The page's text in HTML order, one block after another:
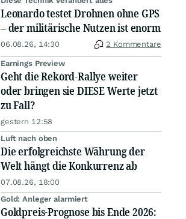
Leonardo testet Drohnen ohne GPS
– der militärische Nutzen ist enorm
06.08.26, 14:30 2 Kommentare
Earnings Preview
Geht die Rekord-Rallye weiter
oder bringen sie DIESE Werte jetzt
zu Fall?
gestern 12:58
Luft nach oben
Die erfolgreichste Währung der
Welt hängt die Konkurrenz ab
07.08.26, 18:00
Gold: Anleger alarmiert
Goldpreis-Prognose bis Ende 2026: